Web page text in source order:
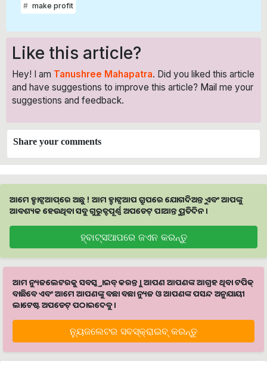
make profit
Like this article?
Hey! I am Tanushree Mahapatra. Did you liked this article
and have suggestions to improve this article? Mail me your
suggestions and feedback.
Share your comments
ଆମେ ହ୍ବାଟ୍ସଆପ୍‌ରେ ଅଛୁ ! ଆମ ହ୍ବାଟ୍ସଆପ ଗ୍ରୁପରେ ଯୋଗଦିଅନ୍ତୁ ଏବଂ ଆପଙ୍କୁ
ଆବଶ୍ୟକ ହେଉଥିବା ସବୁ ଗୁରୁତ୍ବପୂର୍ଣ୍ଣ ଅପଡେଟ୍‌ ପାଆନ୍ତୁ ପ୍ରତିଦିନ ।
ହ୍ବାଟ୍ସଆପରେ ଜଏନ କରନ୍ତୁ
ଆମ ନ୍ୟୁଜଲେଟରକୁ ସବସ୍କ୍ରାଇବ୍ କରନ୍ତୁ । ଆପଣ ଆପଣଙ୍କ ଆଗ୍ରହ ଥିବା ଟପିକ୍‌
ବାଛିବେ ଏବଂ ଆମେ ଆପଣଙ୍କୁ ବଛା ବଛା ନ୍ୟୁଜ ଓ ଆପଣଙ୍କ ପସନ୍ଦ ଅନୁଯାୟୀ
ଲାଟେଷ୍ଟ ଅପଡେଟ୍‌ ପଠାଇଦେବୁ ।
ନ୍ୟୁଜଲେଟର ସବସ୍କ୍ରାଇବ୍‌ କରନ୍ତୁ